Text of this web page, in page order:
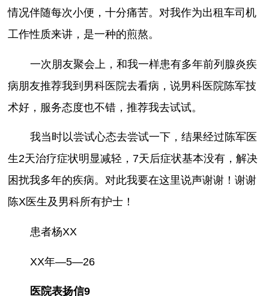
情况伴随每次小便，十分痛苦。对我作为出租车司机
工作性质来讲，是一种的煎熬。
一次朋友聚会上，和我一样患有多年前列腺炎疾
病朋友推荐我到男科医院去看病，说男科医院陈军技
术好，服务态度也不错，推荐我去试试。
我当时以尝试心态去尝试一下，结果经过陈军医
生2天治疗症状明显减轻，7天后症状基本没有，解决
困扰我多年的疾病。对此我要在这里说声谢谢！谢谢
陈X医生及男科所有护士！
患者杨XX
XX年—5—26
医院表扬信9